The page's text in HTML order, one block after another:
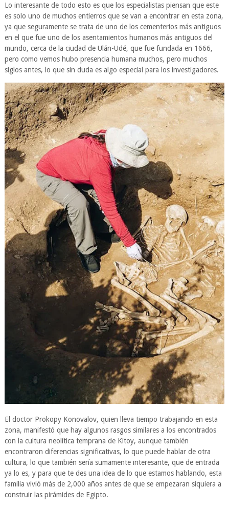
Lo interesante de todo esto es que los especialistas piensan que este
es solo uno de muchos entierros que se van a encontrar en esta zona,
ya que seguramente se trata de uno de los cementerios más antiguos
en el que fue uno de los asentamientos humanos más antiguos del
mundo, cerca de la ciudad de Ulán-Udé, que fue fundada en 1666,
pero como vemos hubo presencia humana muchos, pero muchos
siglos antes, lo que sin duda es algo especial para los investigadores.
El doctor Prokopy Konovalov, quien lleva tiempo trabajando en esta
zona, manifestó que hay algunos rasgos similares a los encontrados
con la cultura neolítica temprana de Kitoy, aunque también
encontraron diferencias significativas, lo que puede hablar de otra
cultura, lo que también sería sumamente interesante, que de entrada
ya lo es, y para que te des una idea de lo que estamos hablando, esta
familia vivió más de 2,000 años antes de que se empezaran siquiera a
construir las pirámides de Egipto.